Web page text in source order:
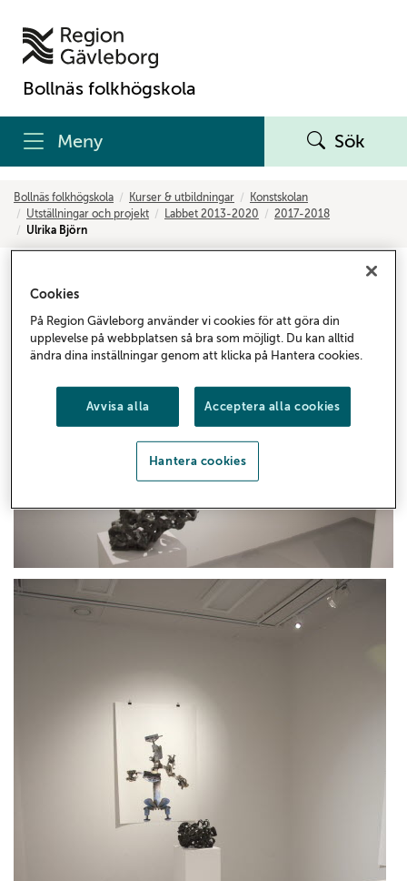
Bollnäs folkhögskola
Meny Sök
Bollnäs folkhögskola Kurser & utbildningar
Konstskolan
Utställningar och projekt
Labbet 2013-2020
2017-2018
Ulrika Björn
Ulrika Björn
Cookies
På Region Gävleborg använder vi cookies för att göra din
upplevelse på webbplatsen så bra som möjligt. Du kan alltid
ändra dina inställningar genom att klicka på Hantera cookies.
Avvisa alla Acceptera alla cookies
Hantera cookies